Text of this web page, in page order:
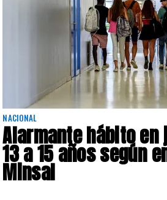
NACIONAL
Alarmante hábito en
13 a 15 años según
Minsal